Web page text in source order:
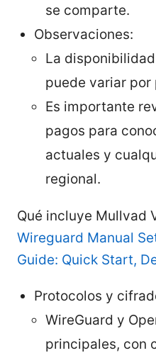
se comparte.
Observaciones:
La
puede variar por
Es importante
pagos para
actuales y
regional.
Qué incluye Mullvad
Wireguard Manual
Guide: Quick Start,
Protocolos y
WireGuard y
principales, con